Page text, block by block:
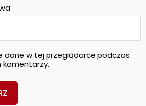
dane w tej przeglądarce podczas
komentarzy.